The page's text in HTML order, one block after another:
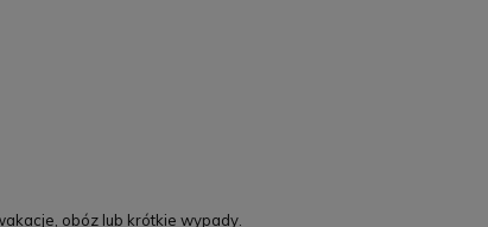
obóz lub krótkie wypady.